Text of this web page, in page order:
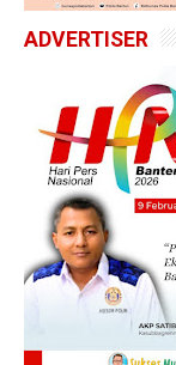
ADVERTISER